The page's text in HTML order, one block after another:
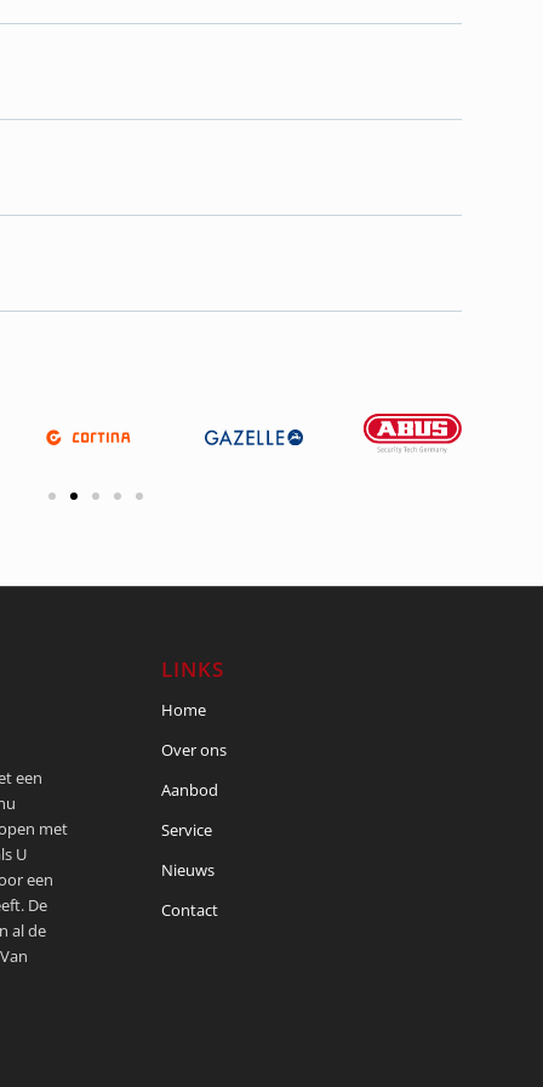
een
met
U
een
De
al de
LINKS
Home
Over ons
Aanbod
Service
Nieuws
Contact